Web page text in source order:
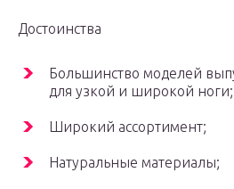
Достоинства
Большинство моделей
для узкой и широкой ноги;
Широкий ассортимент;
Натуральные материалы;